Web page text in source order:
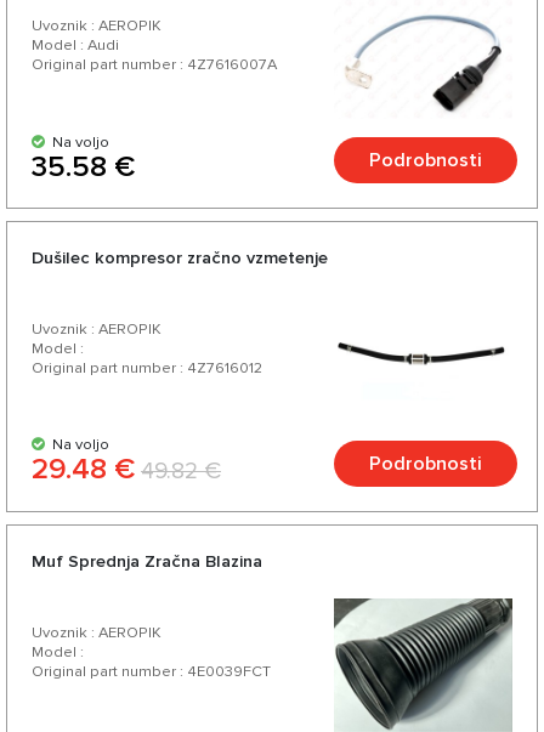
Uvoznik : AEROPIK
Model : Audi
Original part number : 4Z7616007A
Na voljo
35.58 € Podrobnosti
Dušilec kompresor zračno vzmetenje
Uvoznik : AEROPIK
Model :
Original part number : 4Z7616012
Na voljo
29.48 € 49.82 € Podrobnosti
Muf Sprednja Zračna Blazina
Uvoznik : AEROPIK
Model :
Original part number : 4E0039FCT